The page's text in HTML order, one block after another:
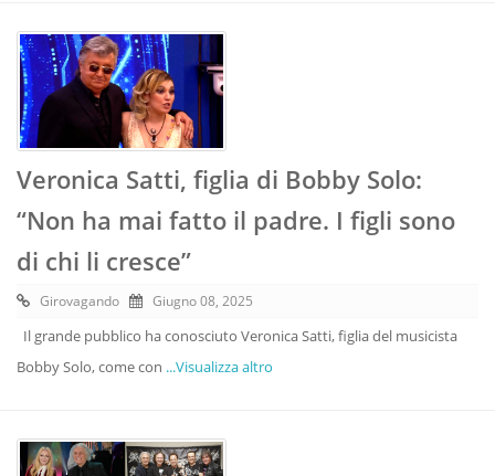
Veronica Satti, figlia di Bobby Solo:
“Non ha mai fatto il padre. I figli sono
di chi li cresce”
Girovagando Giugno 08, 2025
Il grande pubblico ha conosciuto Veronica Satti, figlia del musicista
Bobby Solo, come con ...Visualizza altro